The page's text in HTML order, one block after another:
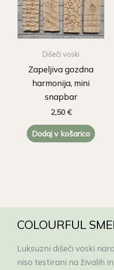
Dišeči voski
Zapeljiva gozdna
harmonija, mini
snapbar
2,50 €
Dodaj v košarico
COLOURFUL
Luksuzni dišeči voski
niso testirani na živalih